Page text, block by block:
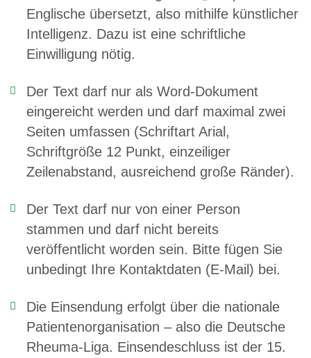
Englische übersetzt, also mithilfe künstlicher
Intelligenz. Dazu ist eine schriftliche
Einwilligung nötig.
Der Text darf nur als Word-Dokument
eingereicht werden und darf maximal zwei
Seiten umfassen (Schriftart Arial,
Schriftgröße 12 Punkt, einzeiliger
Zeilenabstand, ausreichend große Ränder).
Der Text darf nur von einer Person
stammen und darf nicht bereits
veröffentlicht worden sein. Bitte fügen Sie
unbedingt Ihre Kontaktdaten (E-Mail) bei.
Die Einsendung erfolgt über die nationale
Patientenorganisation – also die Deutsche
Rheuma-Liga. Einsendeschluss ist der 15.